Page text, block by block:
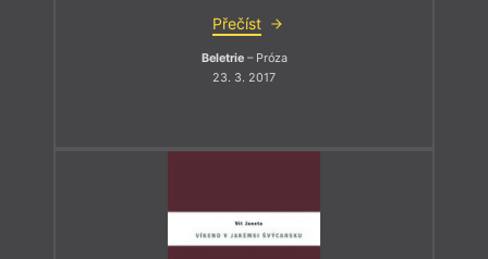
Přečíst
Beletrie– Próza
23. 3. 2017